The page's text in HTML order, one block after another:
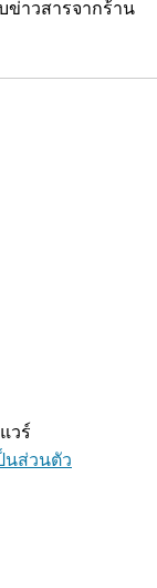
ข่าวสารจากร้าน
วร์
นส่วนตัว